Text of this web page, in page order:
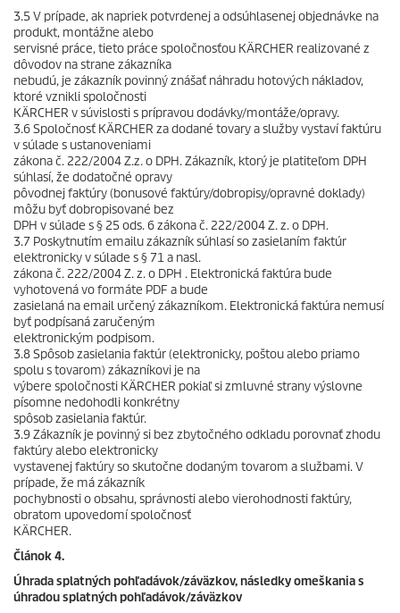
3.5 V prípade, ak napriek potvrdenej a odsúhlasenej objednávke na
produkt, montážne alebo
servisné práce, tieto práce spoločnosťou KÄRCHER realizované z
dôvodov na strane zákazníka
nebudú, je zákazník povinný znášať náhradu hotových nákladov,
ktoré vznikli spoločnosti
KÄRCHER v súvislosti s prípravou dodávky/montáže/opravy.
3.6 Spoločnosť KÄRCHER za dodané tovary a služby vystaví faktúru
v súlade s ustanoveniami
zákona č. 222/2004 Z.z. o DPH. Zákazník, ktorý je platiteľom DPH
súhlasí, že dodatočné opravy
pôvodnej faktúry (bonusové faktúry/dobropisy/opravné doklady)
môžu byť dobropisované bez
DPH v súlade s § 25 ods. 6 zákona č. 222/2004 Z. z. o DPH.
3.7 Poskytnutím emailu zákazník súhlasí so zasielaním faktúr
elektronicky v súlade s § 71 a nasl.
zákona č. 222/2004 Z. z. o DPH . Elektronická faktúra bude
vyhotovená vo formáte PDF a bude
zasielaná na email určený zákazníkom. Elektronická faktúra nemusí
byť podpísaná zaručeným
elektronickým podpisom.
3.8 Spôsob zasielania faktúr (elektronicky, poštou alebo priamo
spolu s tovarom) zákazníkovi je na
výbere spoločnosti KÄRCHER pokiaľ si zmluvné strany výslovne
písomne nedohodli konkrétny
spôsob zasielania faktúr.
3.9 Zákazník je povinný si bez zbytočného odkladu porovnať zhodu
faktúry alebo elektronicky
vystavenej faktúry so skutočne dodaným tovarom a službami. V
prípade, že má zákazník
pochybnosti o obsahu, správnosti alebo vierohodnosti faktúry,
obratom upovedomí spoločnosť
KÄRCHER.
Článok 4.
Úhrada splatných pohľadávok/záväzkov, následky omeškania s
úhradou splatnýchpohľadávok/záväzkov